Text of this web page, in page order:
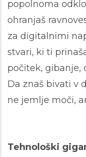
popolnoma
ohranjaš
za digitalnimi
stvari, ki ti
počitek, gibanje,
Da znaš bivati v
ne jemlje moči,
Tehnološki